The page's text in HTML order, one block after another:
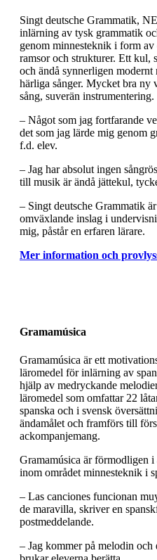
Singt deutsche Grammatik,
inlärning av tysk grammatik
genom minnesteknik i form av
ramsor och strukturer. Ett kul,
och ändå synnerligen
härliga sånger. Mycket bra ny
sång, suverän instrumentering.
– Något som jag fortfarande
det som jag lärde mig genom
f.d. elev.
– Jag har absolut ingen
till musik är ändå jättekul,
– Singt deutsche Grammatik
omväxlande inslag i
mig, påstår en erfaren lärare.
Mer information och
Gramamúsica
Gramamúsica är ett
läromedel för inlärning av
hjälp av medryckande
läromedel som omfattar 22
spanska och i svensk
ändamålet och framförs till
ackompanjemang.
Gramamúsica är förmodligen
inom området minnesteknik i
– Las canciones funcionan
de maravilla, skriver en
postmeddelande.
– Jag kommer på melodin